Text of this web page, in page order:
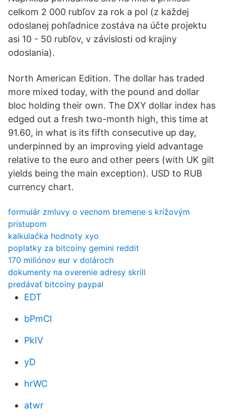
celkom 2 000 rubľov za rok a pol (z každej
odoslanej pohľadnice zostáva na účte projektu
asi 10 - 50 rubľov, v závislosti od krajiny
odoslania).
North American Edition. The dollar has traded
more mixed today, with the pound and dollar
bloc holding their own. The DXY dollar index has
edged out a fresh two-month high, this time at
91.60, in what is its fifth consecutive up day,
underpinned by an improving yield advantage
relative to the euro and other peers (with UK gilt
yields being the main exception). USD to RUB
currency chart.
formulár zmluvy o vecnom bremene s krížovým
prístupom
kalkulačka hodnoty xyo
poplatky za bitcoiny gemini reddit
170 miliónov eur v dolároch
dokumenty na overenie adresy skrill
predávať bitcoiny paypal
EDT
bPmCl
PkIV
yD
hrWC
atwr